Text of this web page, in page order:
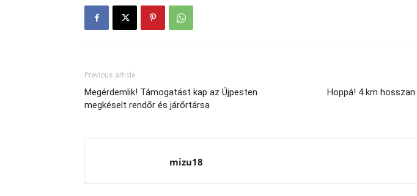
Previous article
Megérdemlik! Támogatást kap az Újpesten
megkéselt rendőr és járőrtársa
Hoppá! 4 km
mizu18